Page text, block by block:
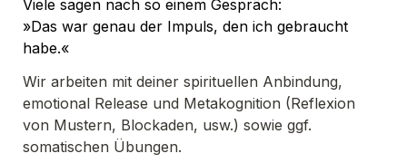
»Das war genau der Impuls, den ich gebraucht
habe.«
Wir arbeiten mit deiner spirituellen Anbindung,
emotional Release und Metakognition (Reflexion
somatischen Übungen.